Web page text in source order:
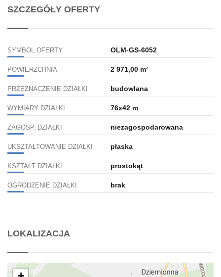
SZCZEGÓŁY OFERTY
SYMBOL OFERTY OLM-GS-6052
POWIERZCHNIA 2 971,00 m²
PRZEZNACZENIE DZIAŁKI budowlana
WYMIARY DZIAŁKI 76x42 m
ZAGOSP. DZIAŁKI niezagospodarowana
UKSZTAŁTOWANIE DZIAŁKI płaska
KSZTAŁT DZIAŁKI prostokąt
OGRODZENIE DZIAŁKI brak
LOKALIZACJA